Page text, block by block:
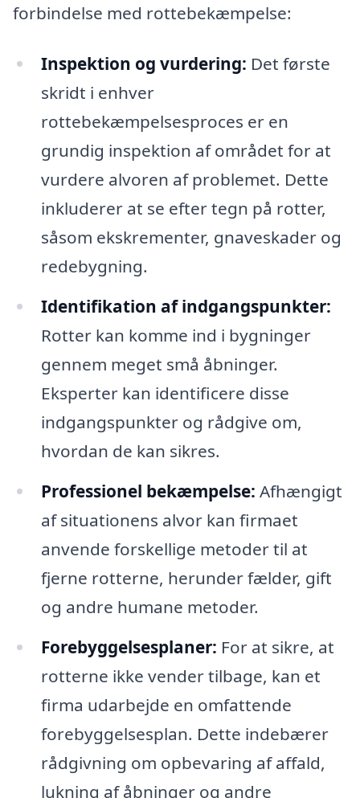
forbindelse med rottebekæmpelse:
Inspektion og vurdering: Det første
skridt i enhver
rottebekæmpelsesproces er en
grundig inspektion af området for at
vurdere alvoren af problemet. Dette
inkluderer at se efter tegn på rotter,
såsom ekskrementer, gnaveskader og
redebygning.
Identifikation af indgangspunkter:
Rotter kan komme ind i bygninger
gennem meget små åbninger.
Eksperter kan identificere disse
indgangspunkter og rådgive om,
hvordan de kan sikres.
Professionel bekæmpelse: Afhængigt
af situationens alvor kan firmaet
anvende forskellige metoder til at
fjerne rotterne, herunder fælder, gift
og andre humane metoder.
Forebyggelsesplaner: For at sikre, at
rotterne ikke vender tilbage, kan et
firma udarbejde en omfattende
forebyggelsesplan. Dette indebærer
rådgivning om opbevaring af affald,
lukning af åbninger og andre